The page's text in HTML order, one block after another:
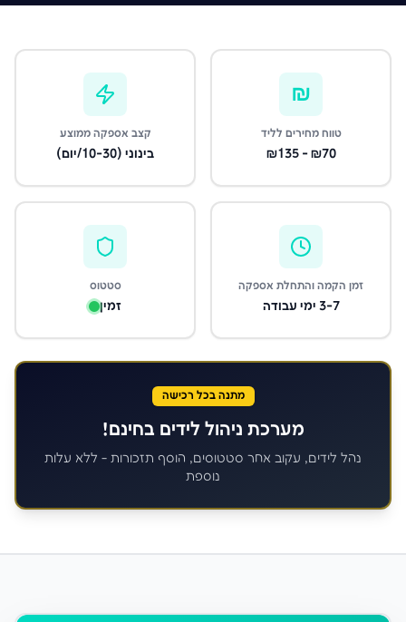
₪
טווח מחירים לליד
₪70 - ₪135
קצב אספקה ממוצע
בינוני (10-30/יום)
זמן הקמה והתחלת אספקה
3-7 ימי עבודה
סטטוס
זמין
מתנה בכל רכישה
מערכת ניהול לידים בחינם!
נהל לידים, עקוב אחר סטטוסים, הוסף תזכורות - ללא עלות
נוספת